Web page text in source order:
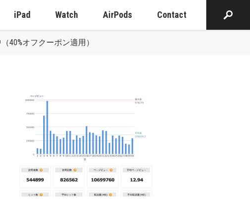
iPad Watch AirPods Contact
40%オフクーポン適用）